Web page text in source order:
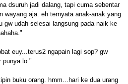
dsuruh jadi dalang, tapi cuma sebentar
wayang aja. eh ternyata anak-anak yang
gw udah selesai langsung pada naik ke
euy...terus2 ngapain lagi sop? gw
punya lo."
buku orang. hmm...hari ke dua urang